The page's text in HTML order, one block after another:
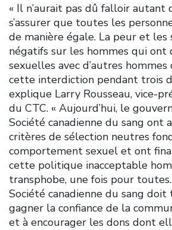
« Il n’aurait pas dû falloir autant
s’assurer que toutes les
de manière égale. La peur et les
négatifs sur les hommes qui ont
sexuelles avec d’autres
cette interdiction pendant trois
explique Larry Rousseau, vice-
du CTC. « Aujourd’hui, le
Société canadienne du sang ont
critères de sélection neutres
comportement sexuel et ont
cette politique inacceptable
transphobe, une fois pour
Société canadienne du sang
gagner la confiance de la
et à encourager les dons dont